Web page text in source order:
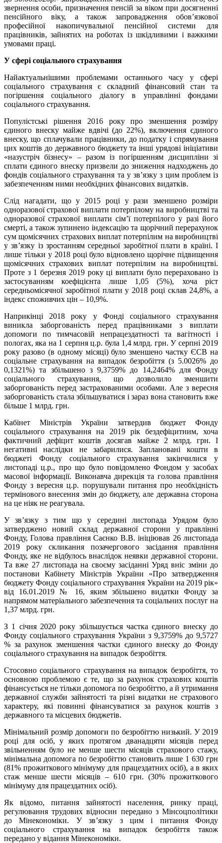
звернення особи, призначення пенсій за віком при досягненні
пенсійного віку, а також запровадження обов’язкової
професійної накопичувальної пенсійної системи для
працівників, зайнятих на роботах із шкідливими і важкими
умовами праці.
У сфері соціального страхування
Найактуальнішими проблемами останнього часу у сфері
соціального страхування є складний фінансовий стан та
погіршення соціального діалогу в управлінні фондами
соціального страхування.
Популістські рішення 2016 року про зменшення розміру
єдиного внеску майже вдвічі (до 22%), включення єдиного
внеску, що сплачували працівники, до податку і спрямування
цих коштів до державного бюджету та інші урядові ініціативи
«назустріч бізнесу» – разом із погіршенням дисципліни зі
сплати єдиного внеску призвели до зниження надходжень до
фондів соціального страхування та у зв’язку з цим проблем із
забезпеченням ними необхідних фінансових видатків.
Слід нагадати, що у 2015 році у рази зменшено розміри
одноразової страхової виплати потерпілому на виробництві та
одноразової страхової виплати сім’ї потерпілого у разі його
смерті, а також зупинено індексацію та щорічний перерахунок
сум щомісячних страхових виплат потерпілим на виробництві
у зв’язку із зростанням середньої заробітної плати в країні. І
лише тільки у 2018 році було відновлено щорічне підвищення
щомісячних страхових виплат потерпілим на виробництві.
Проте з 1 березня 2019 року ці виплати було перераховано із
застосуванням коефіцієнта лише 1,05 (5%), хоча ріст
середньомісячної заробітної плати у 2018 році склав 24,8%, а
індекс споживчих цін – 10,9%.
Наприкінці 2018 року у Фонді соціального страхування
виникла заборгованість перед працівниками з виплати
допомоги по тимчасовій непрацездатності та вагітності і
пологах, яка на 1 серпня ц.р. була 1,4 млрд. грн. У серпні 2019
року разово (в одному місяці) було зменшено частку ЄСВ на
соціальне страхування на випадок безробіття (з 5.0026% до
0,1321%) та збільшено з 9,3759% до 14,2464% для Фонду
соціального страхування, що дозволило зменшити
заборгованість перед застрахованими особами. Але з вересня
заборгованість стала збільшуватися і зараз вона становить вже
більше 1 млрд. грн.
Кабінет Міністрів України затвердив бюджет Фонду
соціального страхування на 2019 рік бездефіцитним, хоча
фактичний дефіцит коштів досягав майже 2 млрд. грн. І
негативні наслідки не забарилися. Заплановані кошти в
бюджеті Фонду соціального страхування закінчилися у
листопаді ц.р., про що було повідомлено Фондом у засобах
масової інформації. Виконавча дирекція та голова правління
Фонду з вересня ц.р. порушували питання про необхідність
термінового внесення змін до бюджету, але державна сторона
на це ніяк не реагувала.
У зв’язку з тим що у середині листопада Урядом було
затверджено новий склад державної сторони у правлінні
Фонду, Голова правління Саєнко В.В. ініціював 26 листопада
2019 року скликання позачергового засідання правління
Фонду, яке не відбулось внаслідок неявки державної сторони.
Та вже 27 листопада на своєму засіданні Уряд вніс зміни до
постанови Кабінету Міністрів України «Про затвердження
бюджету Фонду соціального страхування України на 2019 рік»
від 16.01.2019 № 16, яким збільшено видатки Фонду за
напрямом матеріального забезпечення та соціальних послуг на
1,37 млрд. грн.
З 1 січня 2020 року збільшується частка єдиного внеску до
Фонду соціального страхування України з 9,3759% до 9,5727
% за рахунок зменшення частки єдиного внеску до Фонду
соціального страхування на випадок безробіття.
Стосовно соціального страхування на випадок безробіття, то
основною проблемою є те, що за рахунок страхових коштів
фінансується не тільки допомога по безробіттю, а й утримання
державної служби зайнятості та різні видатки не страхового
характеру, які повинні фінансуватися за рахунок коштів з
державного та місцевих бюджетів.
Мінімальний розмір допомоги по безробіттю низький. У 2019
році для осіб, у яких протягом дванадцяти місяців перед
звільненням було не менше шести місяців страхового стажу,
мінімальна допомога по безробіттю становить лише 1 630 грн
(81% прожиткового мінімуму для працездатних осіб), а в яких
стаж менше шести місяців – 610 грн. (30% прожиткового
мінімуму для працездатних осіб).
Як відомо, питання зайнятості населення, ринку праці,
регулювання трудових відносин передано з Мінсоцполітики
до Мінекономіки. У зв’язку з цим і питання Фонду
соціального страхування на випадок безробіття також
передано у відання Мінекономіки.